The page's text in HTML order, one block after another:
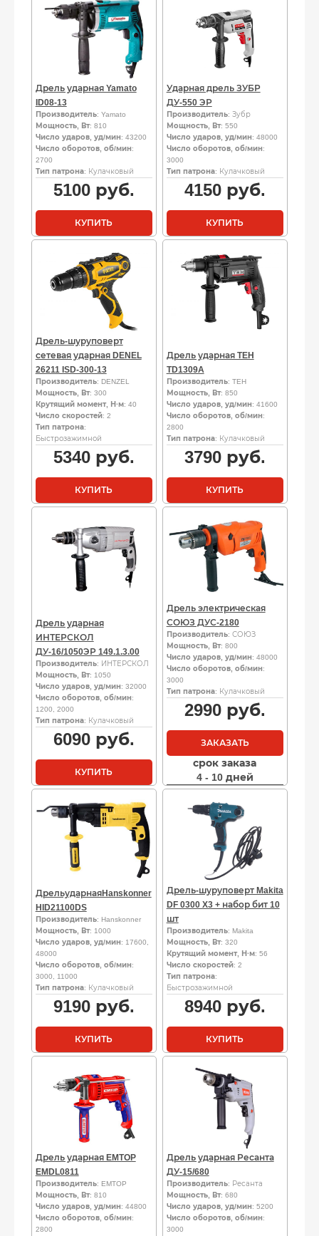
Дрель ударная Yamato
ID08-13
Производитель: Yamato
Мощность, Вт: 810
Число ударов, уд/мин: 43200
Число оборотов, об/мин:
2700
Тип патрона: Кулачковый
5100руб.
КУПИТЬ
Ударная дрель ЗУБР
ДУ-550 ЭР
Производитель: Зубр
Мощность, Вт: 550
Число ударов, уд/мин: 48000
Число оборотов, об/мин:
3000
Тип патрона: Кулачковый
4150руб.
КУПИТЬ
Дрель-шуруповерт
сетевая ударная DENEL
26211 ISD-300-13
Производитель: DENZEL
Мощность, Вт: 300
Крутящий момент, Н·м: 40
Число скоростей: 2
Тип патрона:
Быстрозажимной
5340руб.
КУПИТЬ
Дрель ударная TEH
TD1309A
Производитель: TEH
Мощность, Вт: 850
Число ударов, уд/мин: 41600
Число оборотов, об/мин:
2800
Тип патрона: Кулачковый
3790руб.
КУПИТЬ
Дрель ударная
ИНТЕРСКОЛ
ДУ-16/1050ЭР 149.1.3.00
Производитель: ИНТЕРСКОЛ
Мощность, Вт: 1050
Число ударов, уд/мин: 32000
Число оборотов, об/мин:
1200, 2000
Тип патрона: Кулачковый
6090руб.
КУПИТЬ
Дрель электрическая
СОЮЗ ДУС-2180
Производитель: СОЮЗ
Мощность, Вт: 800
Число ударов, уд/мин: 48000
Число оборотов, об/мин:
3000
Тип патрона: Кулачковый
2990руб.
ЗАКАЗАТЬ
срок заказа
4 - 10 дней
ДрельударнаяHanskonner
HID21100DS
Производитель: Hanskonner
Мощность, Вт: 1000
Число ударов, уд/мин: 17600,
48000
Число оборотов, об/мин:
3000, 11000
Тип патрона: Кулачковый
9190руб.
КУПИТЬ
Дрель-шуруповерт Makita
DF 0300 X3 + набор бит 10
шт
Производитель: Makita
Мощность, Вт: 320
Крутящий момент, Н·м: 56
Число скоростей: 2
Тип патрона:
Быстрозажимной
8940руб.
КУПИТЬ
Дрель ударная EMTOP
EMDL0811
Производитель: EMTOP
Мощность, Вт: 810
Число ударов, уд/мин: 44800
Число оборотов, об/мин:
2800
Дрель ударная Ресанта
ДУ-15/680
Производитель: Ресанта
Мощность, Вт: 680
Число ударов, уд/мин: 5200
Число оборотов, об/мин:
3000